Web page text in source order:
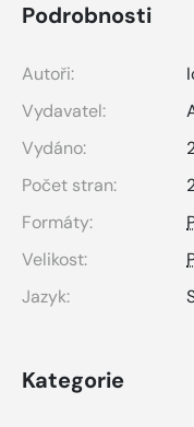
Podrobnosti
Autoři:
Vydavatel:
Vydáno:
Počet stran:
Formáty:
Velikost:
Jazyk:
Kategorie